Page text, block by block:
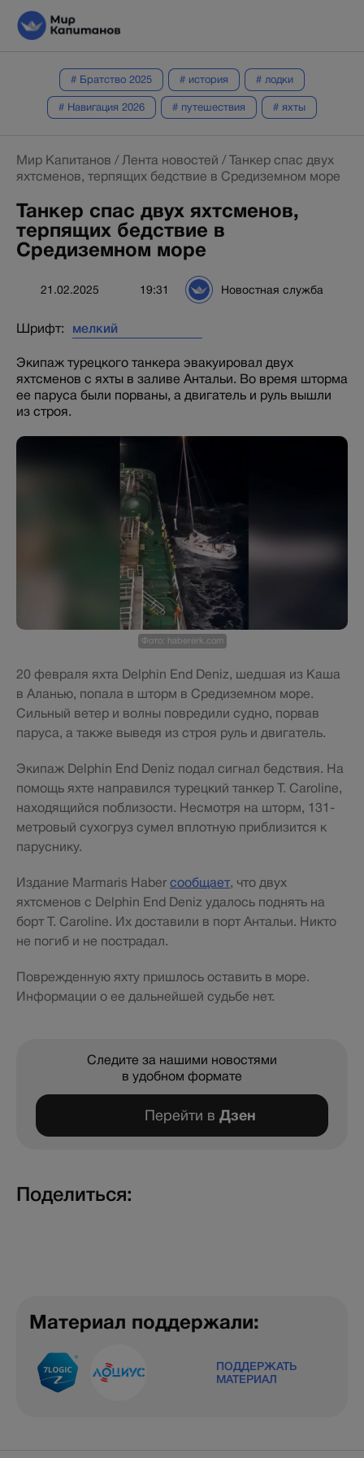
# Братство 2025 # история # лодки
# Навигация 2026 # путешествия # яхты
Мир Капитанов / Лента новостей / Танкер спас двух
яхтсменов, терпящих бедствие в Средиземном море
Танкер спас двух яхтсменов,
терпящих бедствие в
Средиземном море
21.02.2025 19:31 Новостная служба
Шрифт:
Экипаж турецкого танкера эвакуировал двух
яхтсменов с яхты в заливе Антальи. Во время шторма
ее паруса были порваны, а двигатель и руль вышли
из строя.
Фото: habererk.com
20 февраля яхта Delphin End Deniz, шедшая из Каша
в Аланью, попала в шторм в Средиземном море.
Сильный ветер и волны повредили судно, порвав
паруса, а также выведя из строя руль и двигатель.
Экипаж Delphin End Deniz подал сигнал бедствия. На
помощь яхте направился турецкий танкер T. Caroline,
находящийся поблизости. Несмотря на шторм, 131-
метровый сухогруз сумел вплотную приблизится к
паруснику.
Издание Marmaris Haber сообщает, что двух
яхтсменов с Delphin End Deniz удалось поднять на
борт T. Caroline. Их доставили в порт Антальи. Никто
не погиб и не пострадал.
Поврежденную яхту пришлось оставить в море.
Информации о ее дальнейшей судьбе нет.
Следите за нашими новостями
в удобном формате
Перейти в Дзен
Поделиться:
Материал поддержали:
ПОДДЕРЖАТЬ
МАТЕРИАЛ